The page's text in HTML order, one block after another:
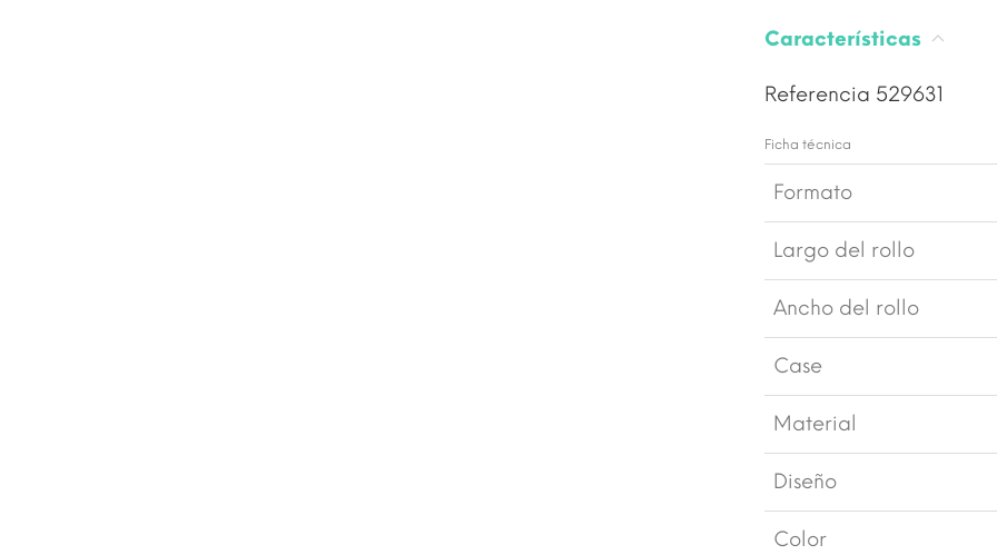
Características
Referencia 529631
Ficha técnica
Formato
Largo del rollo
Ancho del rollo
Case
Material
Diseño
Color